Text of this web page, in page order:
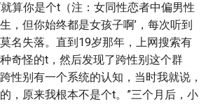
就算你是个t（注：女同性恋者中偏男性
，但你始终都是女孩子啊’，每次听到
名失落。直到19岁那年，上网搜索有
奇怪的t，然后发现了跨性别这个群
性别有一个系统的认知，当时我就说，
，原来我根本不是个t。”三个月后，小